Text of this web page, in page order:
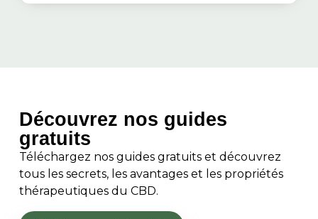
Découvrez nos guides
gratuits
Téléchargez nos guides gratuits et découvrez
tous les secrets, les avantages et les propriétés
thérapeutiques du CBD.